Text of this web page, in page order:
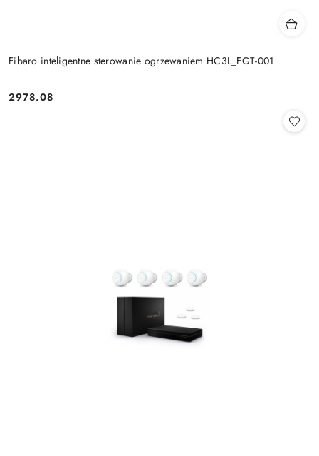
Fibaro inteligentne sterowanie ogrzewaniem HC3L_FGT-001
Cena:
2978.08